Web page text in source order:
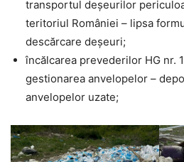
transportul deșeurilor
teritoriul României – lipsa
descărcare deșeuri;
încălcarea prevederilor HG nr.
gestionarea anvelopelor –
anvelopelor uzate;